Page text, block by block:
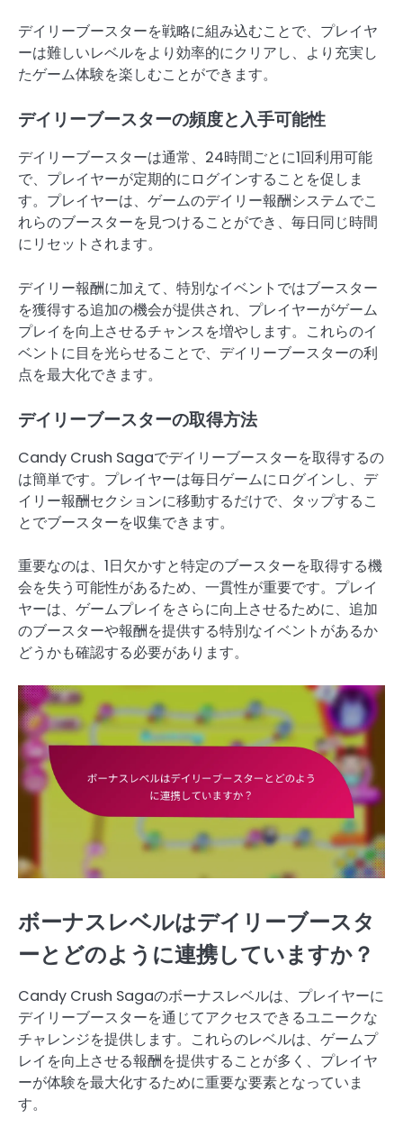
デイリーブースターを戦略に組み込むことで、プレイヤ
ーは難しいレベルをより効率的にクリアし、より充実し
たゲーム体験を楽しむことができます。
デイリーブースターの頻度と入手可能性
デイリーブースターは通常、24時間ごとに1回利用可能
で、プレイヤーが定期的にログインすることを促しま
す。プレイヤーは、ゲームのデイリー報酬システムでこ
れらのブースターを見つけることができ、毎日同じ時間
にリセットされます。
デイリー報酬に加えて、特別なイベントではブースター
を獲得する追加の機会が提供され、プレイヤーがゲーム
プレイを向上させるチャンスを増やします。これらのイ
ベントに目を光らせることで、デイリーブースターの利
点を最大化できます。
デイリーブースターの取得方法
Candy Crush Sagaでデイリーブースターを取得するの
は簡単です。プレイヤーは毎日ゲームにログインし、デ
イリー報酬セクションに移動するだけで、タップするこ
とでブースターを収集できます。
重要なのは、1日欠かすと特定のブースターを取得する機
会を失う可能性があるため、一貫性が重要です。プレイ
ヤーは、ゲームプレイをさらに向上させるために、追加
のブースターや報酬を提供する特別なイベントがあるか
どうかも確認する必要があります。
ボーナスレベルはデイリーブースタ
ーとどのように連携していますか？
Candy Crush Sagaのボーナスレベルは、プレイヤーに
デイリーブースターを通じてアクセスできるユニークな
チャレンジを提供します。これらのレベルは、ゲームプ
レイを向上させる報酬を提供することが多く、プレイヤ
ーが体験を最大化するために重要な要素となっていま
す。